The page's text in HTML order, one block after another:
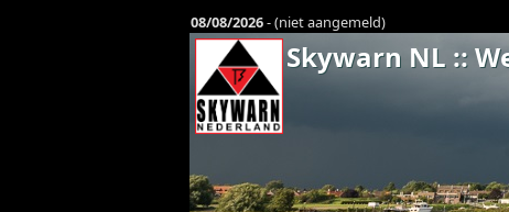
08/08/2026- (niet aangemeld)
Skywarn NL ::